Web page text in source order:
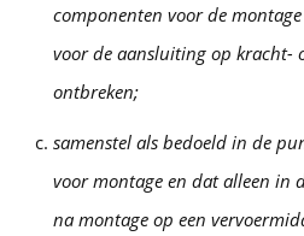
componenten voor de
voor de aansluiting op kracht-
ontbreken;
samenstel als bedoeld in de
voor montage en dat alleen in
na montage op een